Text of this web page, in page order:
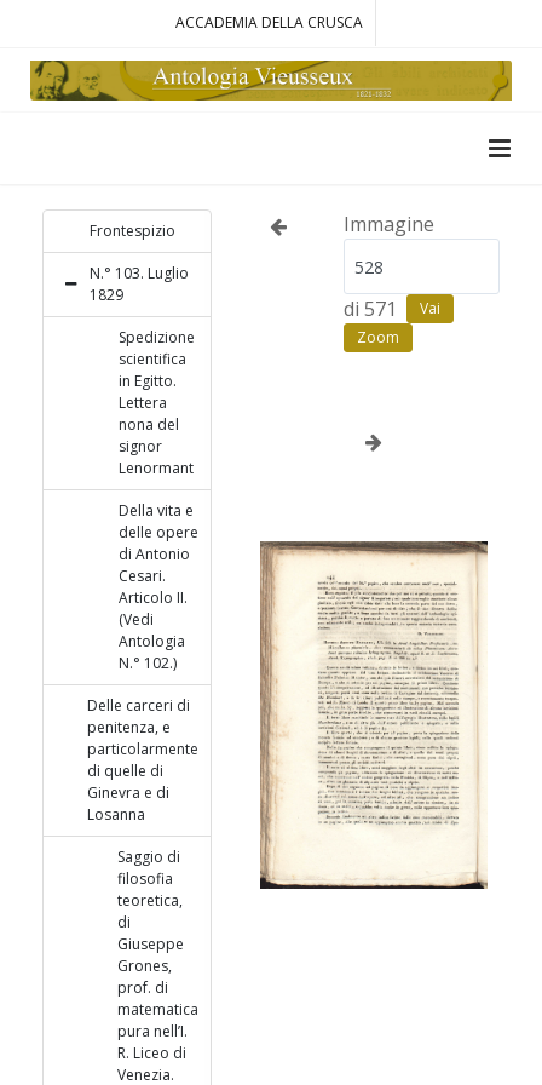
ACCADEMIA DELLA CRUSCA
Frontespizio
N.° 103. Luglio
1829
Spedizione
scientifica
in Egitto.
Lettera
nona del
signor
Lenormant
Della vita e
delle opere
di Antonio
Cesari.
Articolo II.
(Vedi
Antologia
N.° 102.)
Delle carceri di
penitenza, e
particolarmente
di quelle di
Ginevra e di
Losanna
Saggio di
filosofia
teoretica,
di
Giuseppe
Grones,
prof. di
matematica
pura nell’I.
R. Liceo di
Venezia.
Immagine
di 571
Vai
Zoom